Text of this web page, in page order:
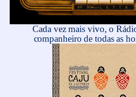
Cada vez mais vivo, o
companheiro de todas as